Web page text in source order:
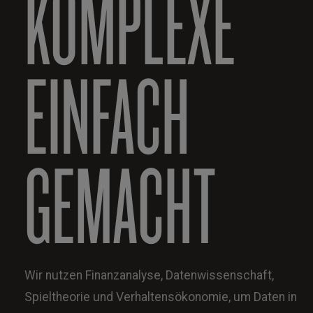
EINFACH
GEMACHT
Wir nutzen Finanzanalyse, Datenwissenschaft,
Spieltheorie und Verhaltensökonomie, um Daten in